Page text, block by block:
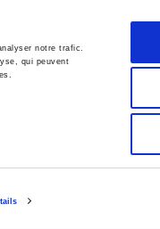
notre trafic.
qui peuvent
Français